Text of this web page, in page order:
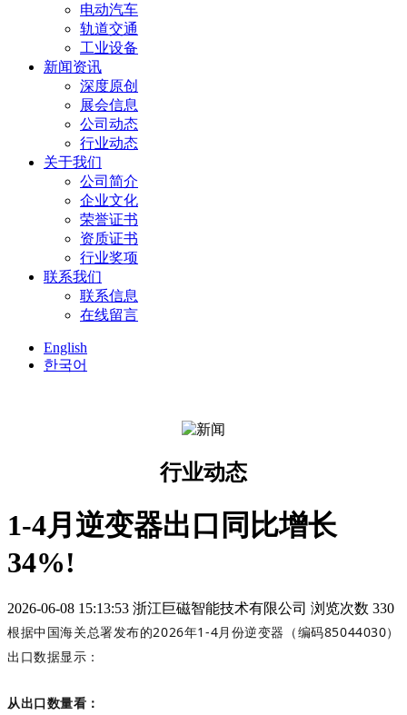
电动汽车
轨道交通
工业设备
新闻资讯
深度原创
展会信息
公司动态
行业动态
关于我们
公司简介
企业文化
荣誉证书
资质证书
行业奖项
联系我们
联系信息
在线留言
English
한국어
行业动态
1-4月逆变器出口同比增长
34%!
2026-06-08 15:13:53 浙江巨磁智能技术有限公司 浏览次数 330
根据中国海关总署发布的2026年1-4月份逆变器（编码85044030）
出口数据显示：
从出口数量看：